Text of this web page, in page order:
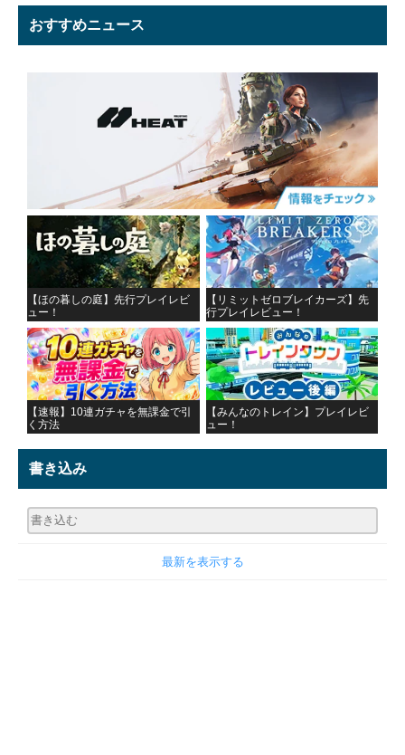
おすすめニュース
【ほの暮しの庭】先行プレイレビ
ュー！
【リミットゼロブレイカーズ】先
行プレイレビュー！
【速報】10連ガチャを無課金で引
く方法
【みんなのトレイン】プレイレビ
ュー！
書き込み
最新を表示する